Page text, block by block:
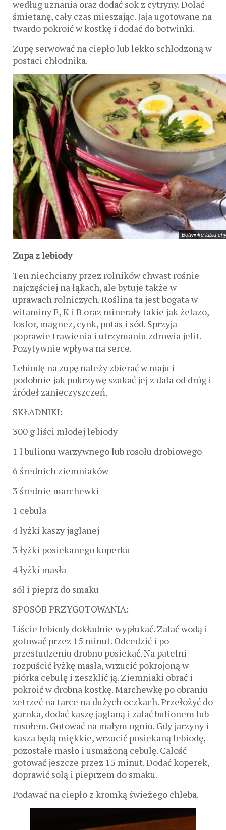
według uznania oraz dodać sok z cytryny. Dolać
śmietanę, cały czas mieszając. Jaja ugotowane na
twardo pokroić w kostkę i dodać do botwinki.
Zupę serwować na ciepło lub lekko schłodzoną w
postaci chłodnika.
Botwinkę lubią
Zupa z lebiody
Ten niechciany przez rolników chwast rośnie
najczęściej na łąkach, ale bytuje także w
uprawach rolniczych. Roślina ta jest bogata w
witaminy E, K i B oraz minerały takie jak żelazo,
fosfor, magnez, cynk, potas i sód. Sprzyja
poprawie trawienia i utrzymaniu zdrowia jelit.
Pozytywnie wpływa na serce.
Lebiodę na zupę należy zbierać w maju i
podobnie jak pokrzywę szukać jej z dala od dróg i
źródeł zanieczyszczeń.
SKŁADNIKI:
300 g liści młodej lebiody
1 l bulionu warzywnego lub rosołu drobiowego
6 średnich ziemniaków
3 średnie marchewki
1 cebula
4 łyżki kaszy jaglanej
3 łyżki posiekanego koperku
4 łyżki masła
sól i pieprz do smaku
SPOSÓB PRZYGOTOWANIA:
Liście lebiody dokładnie wypłukać. Zalać wodą i
gotować przez 15 minut. Odcedzić i po
przestudzeniu drobno posiekać. Na patelni
rozpuścić łyżkę masła, wrzucić pokrojoną w
piórka cebulę i zeszklić ją. Ziemniaki obrać i
pokroić w drobna kostkę. Marchewkę po obraniu
zetrzeć na tarce na dużych oczkach. Przełożyć do
garnka, dodać kaszę jaglaną i zalać bulionem lub
rosołem. Gotować na małym ogniu. Gdy jarzyny i
kasza będą miękkie, wrzucić posiekaną lebiodę,
pozostałe masło i usmażoną cebulę. Całość
gotować jeszcze przez 15 minut. Dodać koperek,
doprawić solą i pieprzem do smaku.
Podawać na ciepło z kromką świeżego chleba.